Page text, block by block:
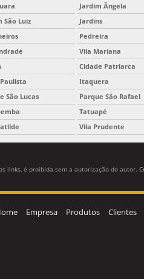
Jardim Ângela
São Luiz Jardins
Pedreira
Vila Mariana
Cidade Patriarca
Itaquera
São Lucas Parque São Rafael
Tatuapé
Vila Prudente
é proibida sem a autorização do autor.
Empresa Produtos Clientes